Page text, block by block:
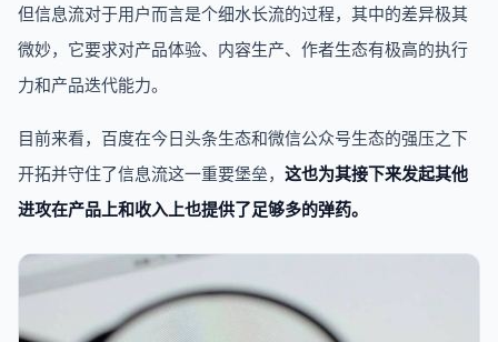
但信息流对于用户而言是个细水长流的过程，其中的差异极其
微妙，它要求对产品体验、内容生产、作者生态有极高的执行
力和产品迭代能力。
目前来看，百度在今日头条生态和微信公众号生态的强压之下
开拓并守住了信息流这一重要堡垒， 这也为其接下来发起其他
进攻在产品上和收入上也提供了足够多的弹药。